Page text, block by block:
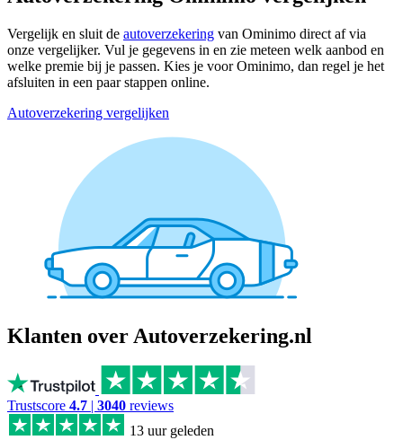
Vergelijk en sluit de autoverzekering van Ominimo direct af via
onze vergelijker. Vul je gegevens in en zie meteen welk aanbod en
welke premie bij je passen. Kies je voor Ominimo, dan regel je het
afsluiten in een paar stappen online.
Autoverzekering vergelijken
Klanten over Autoverzekering.nl
Trustscore 4.7 | 3040 reviews
13 uur geleden